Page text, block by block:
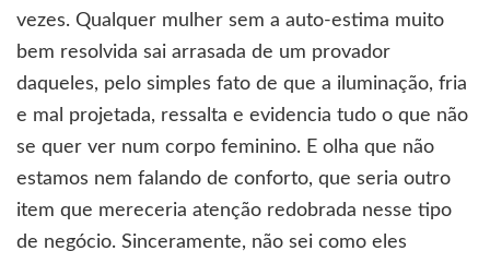
vezes. Qualquer mulher sem a auto-estima muito
bem resolvida sai arrasada de um provador
daqueles, pelo simples fato de que a iluminação, fria
e mal projetada, ressalta e evidencia tudo o que não
se quer ver num corpo feminino. E olha que não
estamos nem falando de conforto, que seria outro
item que mereceria atenção redobrada nesse tipo
de negócio. Sinceramente, não sei como eles